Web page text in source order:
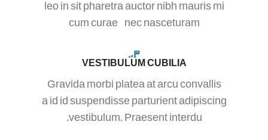
leo in sit pharetra auctor nibh mauris mi
cum curae nec nasceturam
03.
VESTIBULUM CUBILIA
Gravida morbi platea at arcu convallis
a id id suspendisse parturient adipiscing
vestibulum. Praesent interdu.